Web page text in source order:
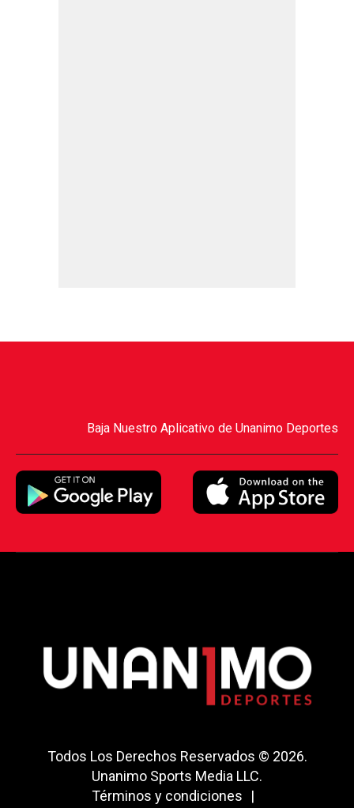
Baja Nuestro Aplicativo de Unanimo Deportes
Todos Los Derechos Reservados © 2026.
Unanimo Sports Media LLC.
Términos y condiciones